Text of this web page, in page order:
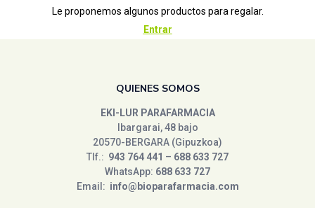
Le proponemos algunos productos para regalar.
Entrar
QUIENES SOMOS
EKI-LUR PARAFARMACIA
Ibargarai, 48 bajo
20570-BERGARA (Gipuzkoa)
Tlf.: 943 764 441 – 688 633 727
WhatsApp: 688 633 727
Email: info@bioparafarmacia.com